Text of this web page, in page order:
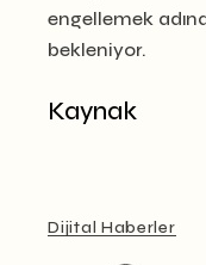
engellemek
bekleniyor.
Kaynak
Dijital Haberler